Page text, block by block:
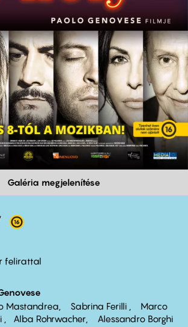
Galéria megjelenítése
felirattal
Mastandrea Sabrina Ferilli
Marco
Alba Rohrwacher Alessandro Borghi